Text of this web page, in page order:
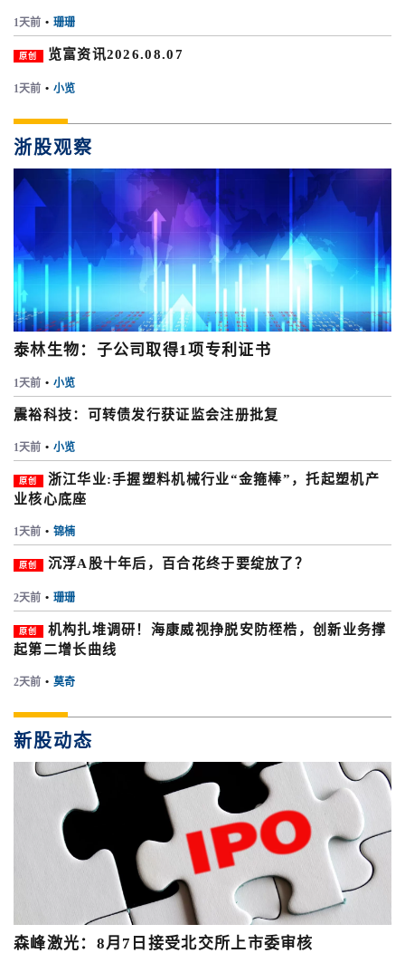
1天前 • 珊珊
原创 览富资讯2026.08.07
1天前 • 小览
浙股观察
泰林生物：子公司取得1项专利证书
1天前 • 小览
震裕科技：可转债发行获证监会注册批复
1天前 • 小览
原创
浙江华业:手握塑料机械行业“金箍棒”，托起塑机产
业核心底座
1天前 • 锦楠
原创 沉浮A股十年后，百合花终于要绽放了？
2天前 • 珊珊
原创
机构扎堆调研！海康威视挣脱安防桎梏，创新业务撑
起第二增长曲线
2天前 • 莫奇
新股动态
森峰激光：8月7日接受北交所上市委审核